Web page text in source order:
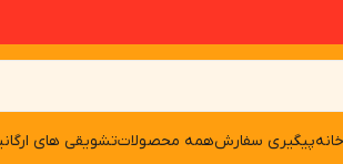
خانهپیگیری سفارشهمه محصولاتتشویقی های